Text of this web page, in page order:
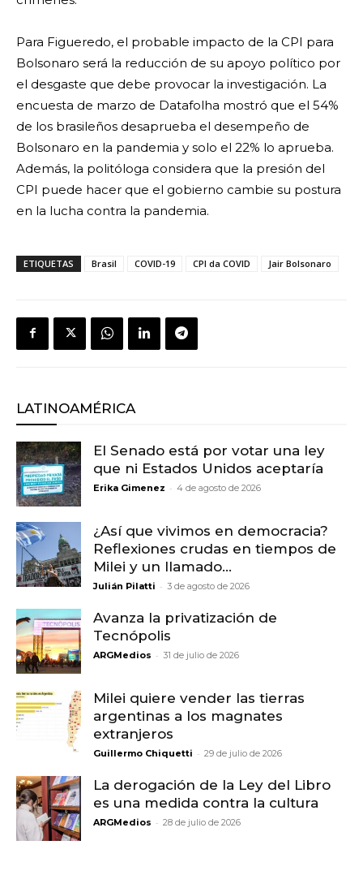
Para Figueredo, el probable impacto de la CPI para
Bolsonaro será la reducción de su apoyo político por
el desgaste que debe provocar la investigación. La
encuesta de marzo de Datafolha mostró que el 54%
de los brasileños desaprueba el desempeño de
Bolsonaro en la pandemia y solo el 22% lo aprueba.
Además, la politóloga considera que la presión del
CPI puede hacer que el gobierno cambie su postura
en la lucha contra la pandemia.
ETIQUETAS Brasil COVID-19 CPI da COVID Jair Bolsonaro
LATINOAMÉRICA
El Senado está por votar una ley
que ni Estados Unidos aceptaría
Erika Gimenez - 4 de agosto de 2026
¿Así que vivimos en democracia?
Reflexiones crudas en tiempos de
Milei y un llamado...
Julián Pilatti - 3 de agosto de 2026
Avanza la privatización de
Tecnópolis
ARGMedios - 31 de julio de 2026
Milei quiere vender las tierras
argentinas a los magnates
extranjeros
Guillermo Chiquetti - 29 de julio de 2026
La derogación de la Ley del Libro
es una medida contra la cultura
ARGMedios - 28 de julio de 2026